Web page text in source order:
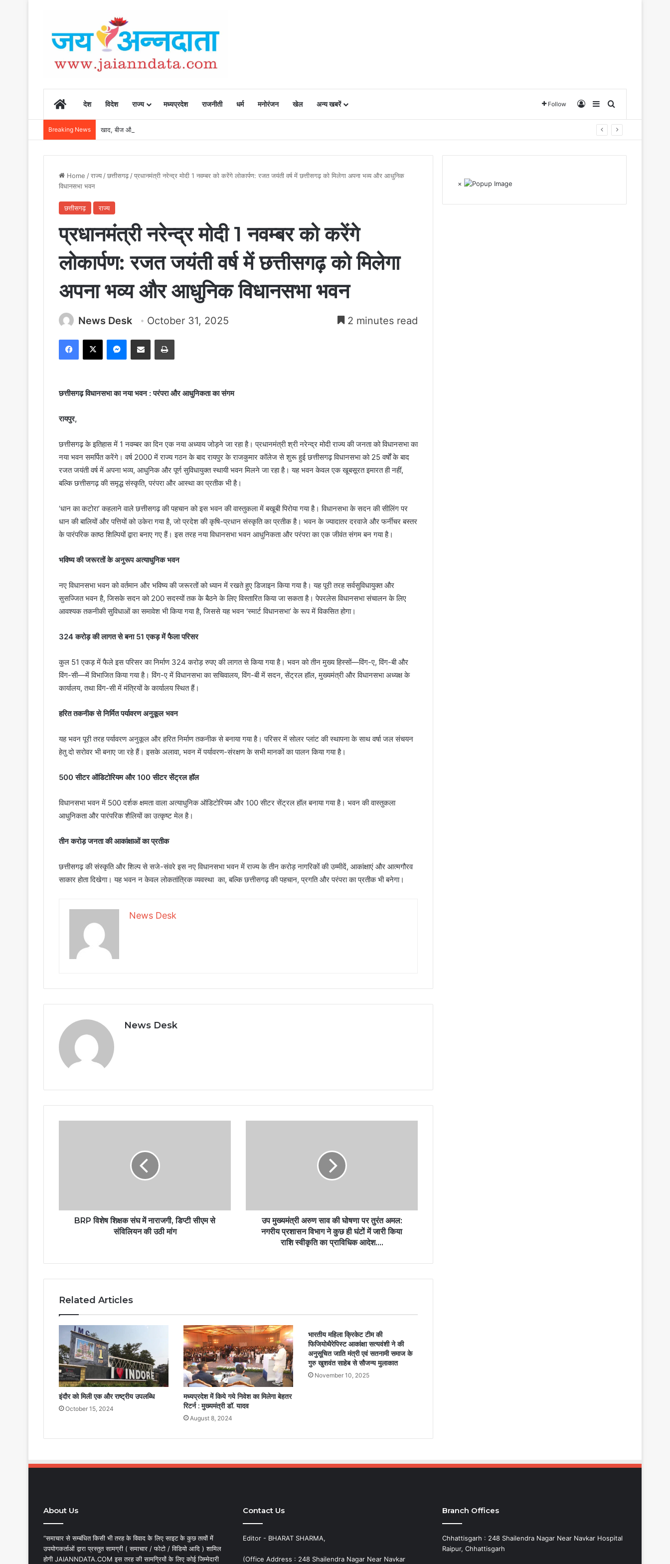
Homeदेश विदेश राज्य मध्यप्रदेश राजनीती धर्म मनोरंजन खेल अन्य खबरें Follow Log InSidebarSearch for
Breaking News खाद, बीज और उर्वरकों की समय पर उपलब्धता से किसानों में उत्साह, नैनो डीएपी और नैनो यूरिया बने किसानों के भरोसेमंद कृषि साथी…..
Home /राज्य/छत्तीसगढ़/प्रधानमंत्री नरेन्द्र मोदी 1 नवम्बर को करेंगे लोकार्पण: रजत जयंती वर्ष में छत्तीसगढ़ को मिलेगा अपना भव्य और आधुनिक
विधानसभा भवन
छत्तीसगढ़ राज्य
प्रधानमंत्री नरेन्द्र मोदी 1 नवम्बर को करेंगे
लोकार्पण: रजत जयंती वर्ष में छत्तीसगढ़ को मिलेगा
अपना भव्य और आधुनिक विधानसभा भवन
News Desk October 31, 2025 2 minutes read
Facebook
X Messenger
Share via Email Print
छत्तीसगढ़ विधानसभा का नया भवन : परंपरा और आधुनिकता का संगम
रायपुर,
छत्तीसगढ़ के इतिहास में 1 नवम्बर का दिन एक नया अध्याय जोड़ने जा रहा है। प्रधानमंत्री श्री नरेन्द्र मोदी राज्य की जनता को विधानसभा का
नया भवन समर्पित करेंगे। वर्ष 2000 में राज्य गठन के बाद रायपुर के राजकुमार कॉलेज से शुरू हुई छत्तीसगढ़ विधानसभा को 25 वर्षों के बाद
रजत जयंती वर्ष में अपना भव्य, आधुनिक और पूर्ण सुविधायुक्त स्थायी भवन मिलने जा रहा है। यह भवन केवल एक खूबसूरत इमारत ही नहीं,
बल्कि छत्तीसगढ़ की समृद्ध संस्कृति, परंपरा और आस्था का प्रतीक भी है।
‘धान का कटोरा’ कहलाने वाले छत्तीसगढ़ की पहचान को इस भवन की वास्तुकला में बखूबी पिरोया गया है। विधानसभा के सदन की सीलिंग पर
धान की बालियों और पत्तियों को उकेरा गया है, जो प्रदेश की कृषि-प्रधान संस्कृति का प्रतीक है। भवन के ज्यादातर दरवाजे और फर्नीचर बस्तर
के पारंपरिक काष्ठ शिल्पियों द्वारा बनाए गए हैं। इस तरह नया विधानसभा भवन आधुनिकता और परंपरा का एक जीवंत संगम बन गया है।
भविष्य की जरूरतों के अनुरूप अत्याधुनिक भवन
नए विधानसभा भवन को वर्तमान और भविष्य की जरूरतों को ध्यान में रखते हुए डिजाइन किया गया है। यह पूरी तरह सर्वसुविधायुक्त और
सुसज्जित भवन है, जिसके सदन को 200 सदस्यों तक के बैठने के लिए विस्तारित किया जा सकता है। पेपरलेस विधानसभा संचालन के लिए
आवश्यक तकनीकी सुविधाओं का समावेश भी किया गया है, जिससे यह भवन ‘स्मार्ट विधानसभा’ के रूप में विकसित होगा।
324 करोड़ की लागत से बना 51 एकड़ में फैला परिसर
कुल 51 एकड़ में फैले इस परिसर का निर्माण 324 करोड़ रुपए की लागत से किया गया है। भवन को तीन मुख्य हिस्सों—विंग-ए, विंग-बी और
विंग-सी—में विभाजित किया गया है। विंग-ए में विधानसभा का सचिवालय, विंग-बी में सदन, सेंट्रल हॉल, मुख्यमंत्री और विधानसभा अध्यक्ष के
कार्यालय, तथा विंग-सी में मंत्रियों के कार्यालय स्थित हैं।
हरित तकनीक से निर्मित पर्यावरण अनुकूल भवन
यह भवन पूरी तरह पर्यावरण अनुकूल और हरित निर्माण तकनीक से बनाया गया है। परिसर में सोलर प्लांट की स्थापना के साथ वर्षा जल संचयन
हेतु दो सरोवर भी बनाए जा रहे हैं। इसके अलावा, भवन में पर्यावरण-संरक्षण के सभी मानकों का पालन किया गया है।
500 सीटर ऑडिटोरियम और 100 सीटर सेंट्रल हॉल
विधानसभा भवन में 500 दर्शक क्षमता वाला अत्याधुनिक ऑडिटोरियम और 100 सीटर सेंट्रल हॉल बनाया गया है। भवन की वास्तुकला
आधुनिकता और पारंपरिक शैलियों का उत्कृष्ट मेल है।
तीन करोड़ जनता की आकांक्षाओं का प्रतीक
छत्तीसगढ़ की संस्कृति और शिल्प से सजे-संवरे इस नए विधानसभा भवन में राज्य के तीन करोड़ नागरिकों की उम्मीदें, आकांक्षाएं और आत्मगौरव
साकार होता दिखेगा। यह भवन न केवल लोकतांत्रिक व्यवस्था का, बल्कि छत्तीसगढ़ की पहचान, प्रगति और परंपरा का प्रतीक भी बनेगा।
News Desk
News Desk
BRP विशेष शिक्षक संघ में नाराजगी, डिप्टी सीएम से
संविलियन की उठी मांग
उप मुख्यमंत्री अरुण साव की घोषणा पर तुरंत अमल:
नगरीय प्रशासन विभाग ने कुछ ही घंटों में जारी किया
राशि स्वीकृति का प्राविधिक आदेश….
Related Articles
इंदौर को मिली एक और राष्ट्रीय उपलब्धि
October 15, 2024
मध्यप्रदेश में किये गये निवेश का मिलेगा बेहतर
रिटर्न : मुख्यमंत्री डॉ. यादव
August 8, 2024
भारतीय महिला क्रिकेट टीम की
फिजियोथैरेपिस्ट आकांक्षा सत्यवंशी ने की
अनुसूचित जाति मंत्री एवं सतनामी समाज के
गुरु खुशवंत साहेब से सौजन्य मुलाकात
November 10, 2025
×
About Us
“समाचार से सम्बंधित किसी भी तरह के विवाद के लिए साइट के कुछ तत्वों में
उपयोगकर्ताओं द्वारा प्रस्तुत सामग्री ( समाचार / फोटो / विडियो आदि ) शामिल
होगी JAIANNDATA.COM इस तरह की सामग्रियों के लिए कोई जिम्मेदारी
Contact Us
Editor - BHARAT SHARMA,
(Office Address : 248 Shailendra Nagar Near Navkar
Branch Offices
Chhattisgarh : 248 Shailendra Nagar Near Navkar Hospital
Raipur, Chhattisgarh